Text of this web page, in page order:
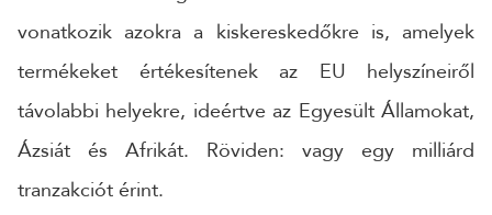
vonatkozik azokra a kiskereskedőkre is, amelyek
termékeket értékesítenek az EU helyszíneiről
távolabbi helyekre, ideértve az Egyesült Államokat,
Ázsiát és Afrikát. Röviden: vagy egy milliárd
tranzakciót érint.